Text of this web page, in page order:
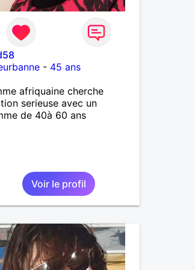
- 45 ans
afriquaine cherche
serieuse avec un
de 40à 60 ans
Voir le profil